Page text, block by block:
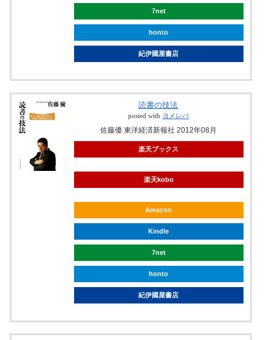
7net
honto
紀伊國屋書店
読書の技法
posted with ヨメレバ
佐藤優 東洋経済新報社 2012年08月
楽天ブックス
楽天kobo
Amazon
Kindle
7net
honto
紀伊國屋書店